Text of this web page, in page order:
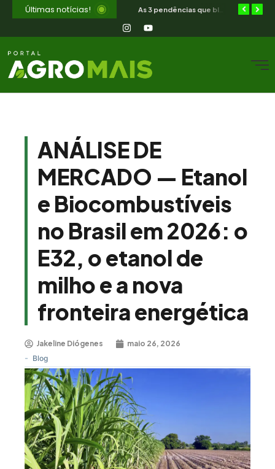
Últimas notícias!
ANÁLISE DE
MERCADO — Etanol
e Biocombustíveis
no Brasil em 2026: o
E32, o etanol de
milho e a nova
fronteira energética
Jakeline Diógenes maio 26, 2026
- Blog